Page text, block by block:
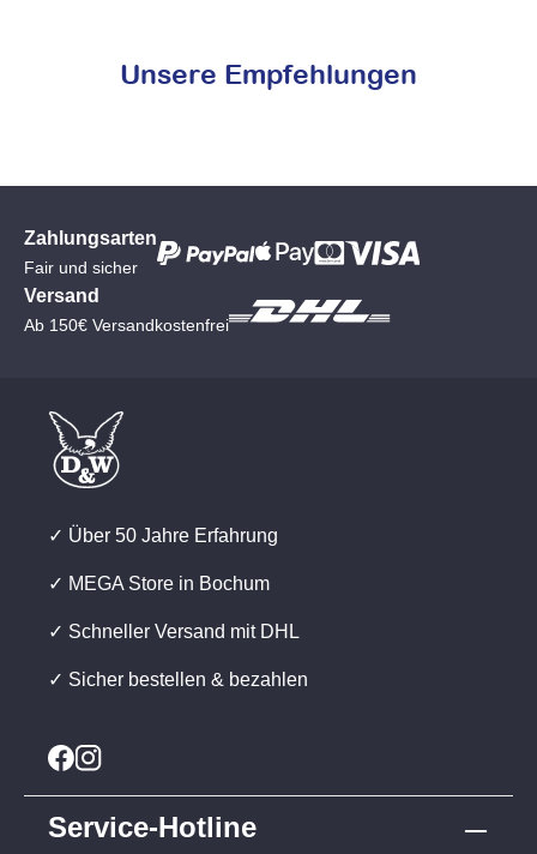
Unsere Empfehlungen
Zahlungsarten
Fair und sicher
Versand
Ab 150€ Versandkostenfrei
✓ Über 50 Jahre Erfahrung
✓ MEGA Store in Bochum
✓ Schneller Versand mit DHL
✓ Sicher bestellen & bezahlen
Service-Hotline